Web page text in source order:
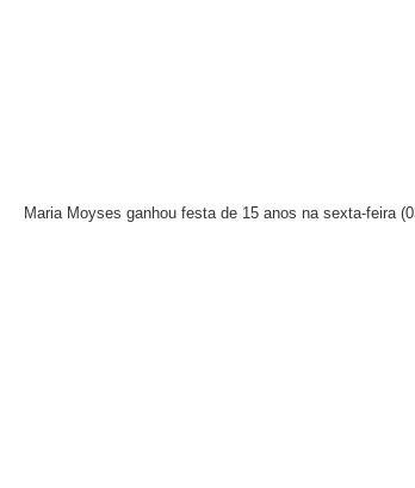
Maria Moyses ganhou festa de 15 anos na sexta-feira